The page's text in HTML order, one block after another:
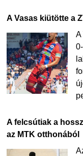
A Vasas kiütötte a
A
A felcsútiak a
az MTK otthonából